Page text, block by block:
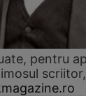
pentru